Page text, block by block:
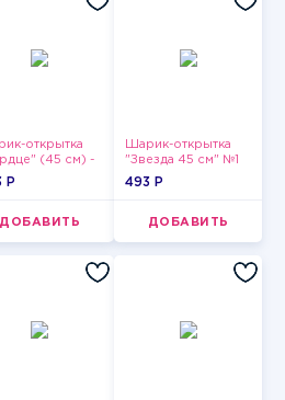
открытка
(45 см) -
P
ДОБАВИТЬ
Шарик-открытка
"Звезда 45 см" №1
493 P
ДОБАВИТЬ